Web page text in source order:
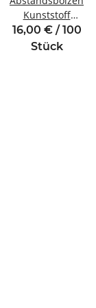
Kunststoff
Innen/
M3 SW5,5
16,00 € / 100
Stück